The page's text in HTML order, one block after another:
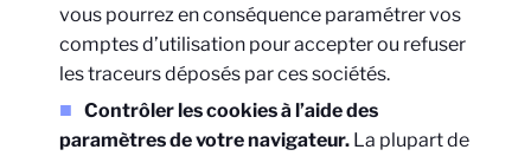
vous pourrez en conséquence paramétrer vos
comptes d’utilisation pour accepter ou refuser
les traceurs déposés par ces sociétés.
Contrôler les cookies à l’aide des
paramètres de votre navigateur. La plupart de